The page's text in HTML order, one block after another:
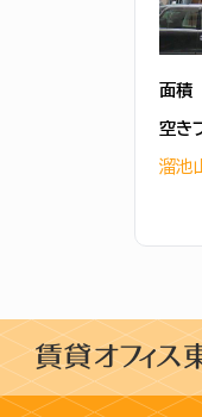
面積
空き
溜池